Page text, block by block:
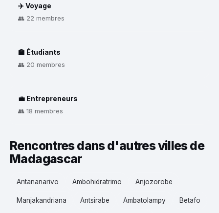
✈️ Voyage
👥 22 membres
🏫 Étudiants
👥 20 membres
💼 Entrepreneurs
👥 18 membres
Rencontres dans d'autres villes de
Madagascar
Antananarivo Ambohidratrimo Anjozorobe
Manjakandriana Antsirabe Ambatolampy Betafo